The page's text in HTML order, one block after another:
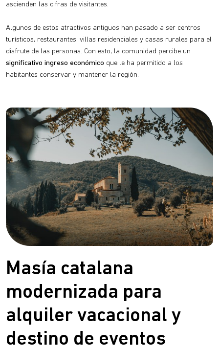
ascienden las cifras de visitantes.
Algunos de estos atractivos antiguos han pasado a ser centros
turísticos, restaurantes, villas residenciales y casas rurales para el
disfrute de las personas. Con esto, la comunidad percibe un
significativo ingreso económico que le ha permitido a los
habitantes conservar y mantener la región.
Masía catalana
modernizada para
alquiler vacacional y
destino de eventos